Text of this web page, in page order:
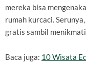
mereka bisa
rumah kurcaci.
gratis sambil
Baca juga: 10 Wisata